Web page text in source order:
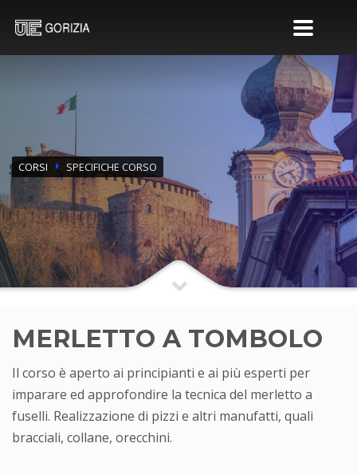
CORSI SPECIFICHE CORSO
MERLETTO A TOMBOLO
Il corso è aperto ai principianti e ai più esperti per
imparare ed approfondire la tecnica del merletto a
fuselli. Realizzazione di pizzi e altri manufatti, quali
bracciali, collane, orecchini.